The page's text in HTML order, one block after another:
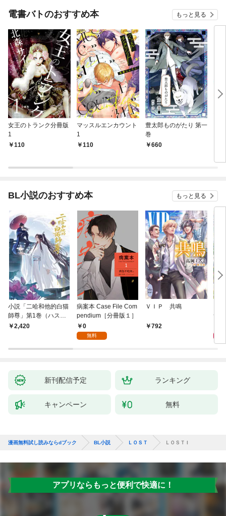
電書バトのおすすめ本 もっと見る
女王のトランク分冊版
1
110
マッスルエンカウント
1
110
豊太郎ものがたり 第一
巻
660
BL小説のおすすめ本 もっと見る
小説「二哈和他的白猫
師尊」第1巻（ハスキ
ーとかれのしろねこし
2,420
病案本 Case File Com
pendium［分冊版１］
0
無料
ＶＩＰ 共鳴
792
つ
新刊配信予定 ランキング
キャンペーン 無料
漫画無料試し読みならdブック BL小説 ＬＯＳＴ ＬＯＳＴ I
アプリならもっと便利で快適に！